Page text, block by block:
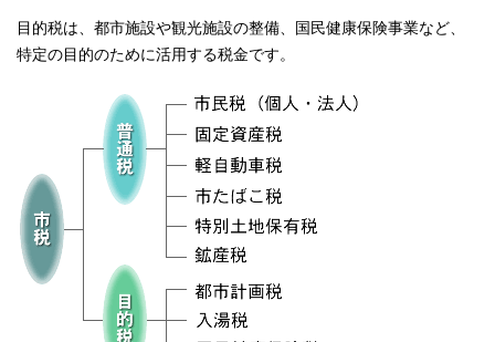
目的税は、都市施設や観光施設の整備、国民健康保険事業など、
特定の目的のために活用する税金です。